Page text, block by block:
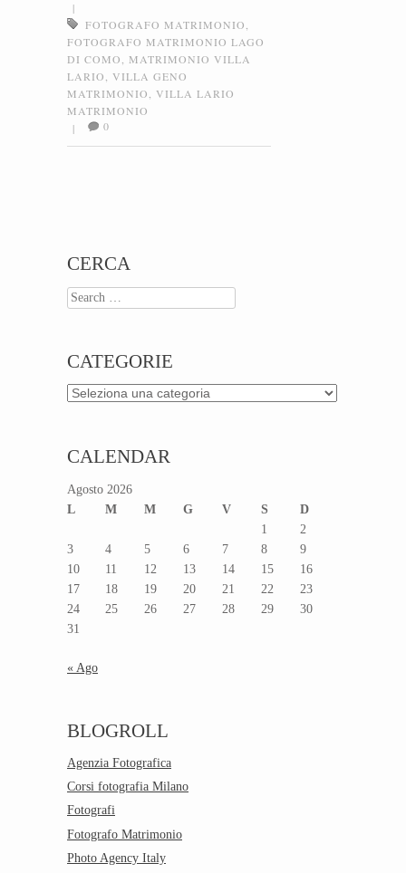
|
FOTOGRAFO MATRIMONIO
FOTOGRAFO MATRIMONIO LAGO
DI COMO
MATRIMONIO VILLA
LARIO
VILLA GENO
MATRIMONIO
VILLA LARIO
MATRIMONIO
|
0
CERCA
Search
CATEGORIE
Categorie
CALENDAR
Agosto 2026
L
M M G V S
D
1
2
3
4 5 6 7 8
9
10
11 12 13 14 15
16
17
18 19 20 21 22
23
24
25 26 27 28 29
30
31
« Ago
BLOGROLL
Agenzia Fotografica
Corsi fotografia Milano
Fotografi
Fotografo Matrimonio
Photo Agency Italy